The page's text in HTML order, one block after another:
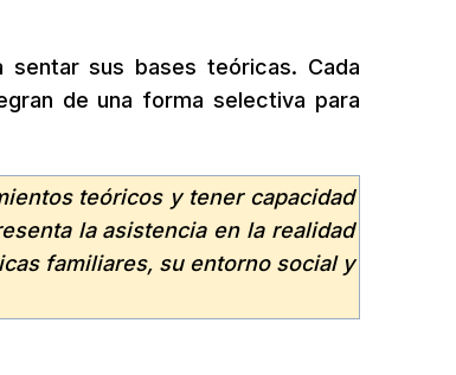
sentar sus bases teóricas. Cada
de una forma selectiva para
teóricos y tener capacidad
la asistencia en la realidad
familiares, su entorno social y